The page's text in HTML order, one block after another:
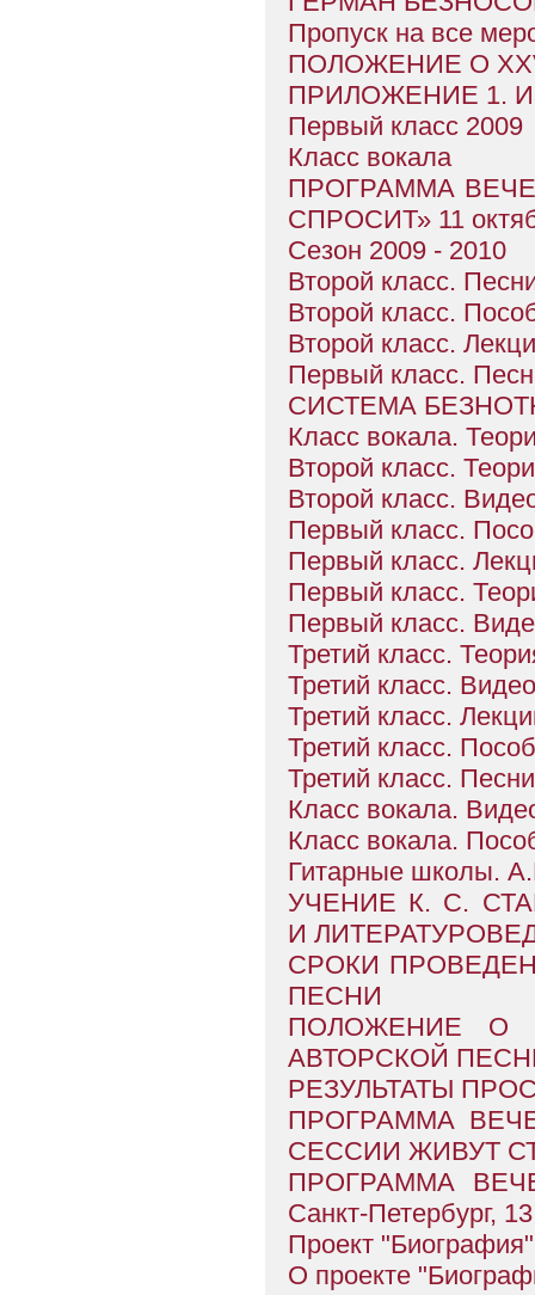
Пропуск на все
ПОЛОЖЕНИЕ О
ПРИЛОЖЕНИЕ 1.
Первый класс 2009
Класс вокала
ПРОГРАММА
СПРОСИТ» 11
Сезон 2009 - 2010
Второй класс.
Второй класс.
Второй класс.
Первый класс.
СИСТЕМА
Класс вокала.
Второй класс.
Второй класс.
Первый класс.
Первый класс.
Первый класс.
Первый класс.
Третий класс.
Третий класс.
Третий класс.
Третий класс.
Третий класс.
Класс вокала.
Класс вокала.
Гитарные школы.
УЧЕНИЕ К. С.
И
СРОКИ
ПЕСНИ
ПОЛОЖЕНИЕ О
АВТОРСКОЙ
РЕЗУЛЬТАТЫ
ПРОГРАММА
СЕССИИ ЖИВУТ
ПРОГРАММА
Санкт-Петербург,
Проект "Биография"
О проекте